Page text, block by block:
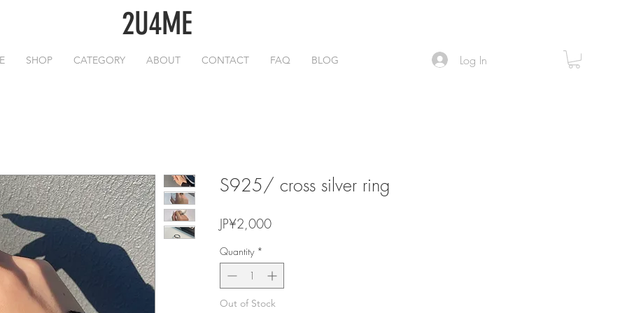
2U4ME
Log In
SHOP CATEGORY ABOUT CONTACT FAQ BLOG
S925/ cross silver ring
JP¥2,000Price
Quantity *
Out of Stock